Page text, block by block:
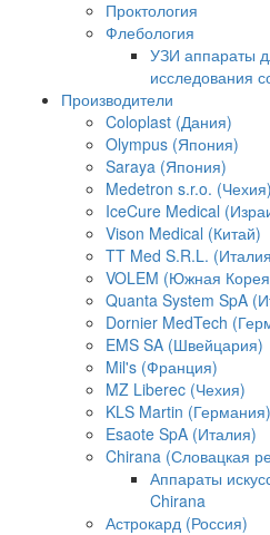
Проктология
Флебология
УЗИ аппараты
исследования
Производители
Coloplast (Дания)
Olympus (Япония)
Saraya (Япония)
Medetron s.r.o. (Чехия)
IceCure Medical
Vison Medical (Китай)
TT Med S.R.L.
VOLEM (Южная
Quanta System SpA
Dornier MedTech
EMS SA (Швейцария)
Mil's (Франция)
MZ Liberec (Чехия)
KLS Martin (Германия)
Esaote SpA (Италия)
Chirana (Словацкая
Аппараты
Chirana
Астрокард (Россия)